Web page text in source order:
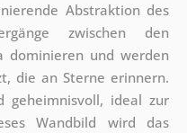
Abstraktion des
zwischen den
dominieren und werden
die an Sterne erinnern.
geheimnisvoll, ideal zur
Wandbild wird das